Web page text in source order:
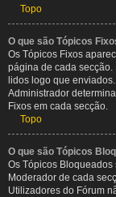
Topo
O que são Tópicos
Os Tópicos Fixos
página de cada
lidos logo que
Administrador
Fixos em cada secção.
Topo
O que são Tópicos
Os Tópicos Bloqueados
Moderador de cada
Utilizadores do Fórum